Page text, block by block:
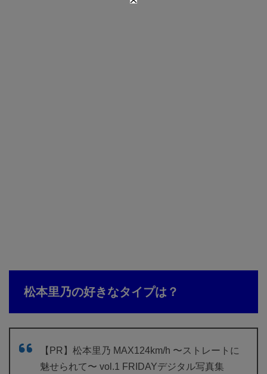
松本里乃の好きなタイプは？
【PR】松本里乃 MAX124km/h 〜ストレートに
魅せられて〜 vol.1 FRIDAYデジタル写真集